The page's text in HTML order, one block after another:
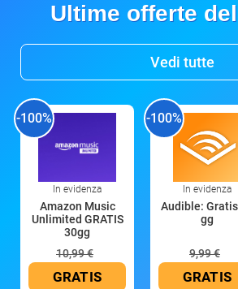
Ultime offerte
Vedi tutte
-100%
In evidenza
Amazon Music
Unlimited GRATIS
30gg
10,99 €
GRATIS
-100%
In evidenza
Audible:
gg
9,99 €
GRATIS